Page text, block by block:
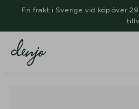
Fri frakt i Sverige vid köp över